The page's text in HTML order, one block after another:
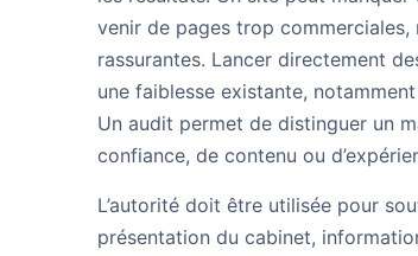
venir de pages trop
rassurantes. Lancer directement
une faiblesse existante,
Un audit permet de distinguer un
confiance, de contenu ou
L’autorité doit être utilisée pour
présentation du cabinet,